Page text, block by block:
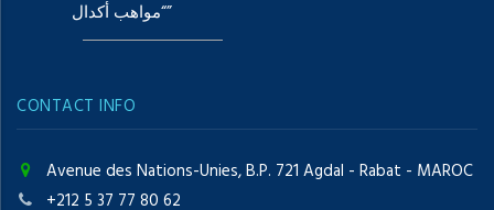
“مواهب أكدال”
CONTACT INFO
Avenue des Nations-Unies, B.P. 721 Agdal - Rabat - MAROC
+212 5 37 77 80 62